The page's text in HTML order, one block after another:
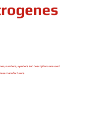
numbers, symbols and descriptions are used
manufacturers.